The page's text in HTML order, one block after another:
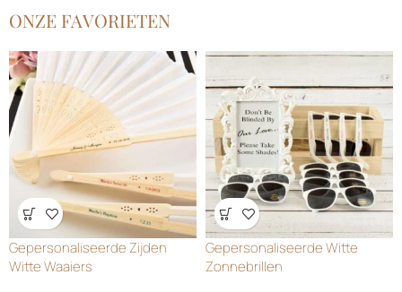
ONZE FAVORIETEN
Wensenlijst
Gepersonaliseerde Zijden
Witte Waaiers
Wensenlijst
Gepersonaliseerde Witte
Zonnebrillen